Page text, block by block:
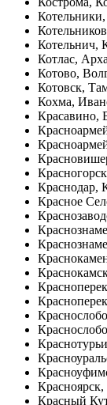
Котельнич,
Котлас,
Котово,
Котовск,
Кохма,
Красавино,
Краснодар,
Красное
Красный